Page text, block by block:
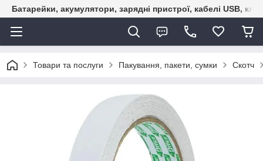
Батарейки, акумулятори, зарядні пристрої, кабелі USB,
Товари та послуги Пакування, пакети, сумки Скотч